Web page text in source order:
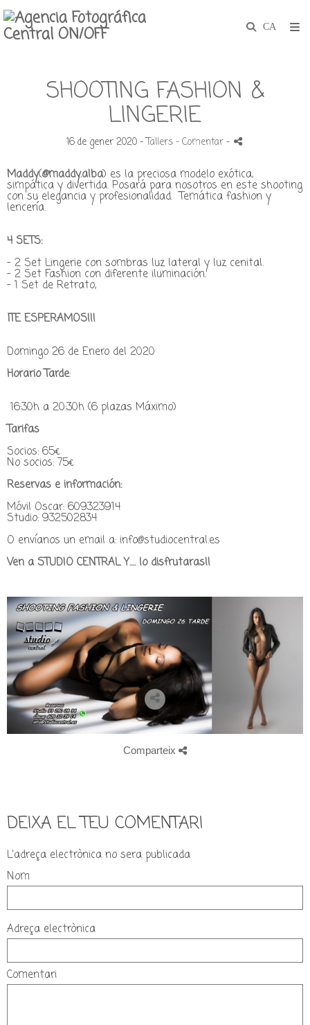
SHOOTING FASHION &
LINGERIE
16 de gener 2020 -Tallers- Comentar-
Maddy(@maddy.alba) es la preciosa modelo exótica,
simpática y divertida. Posará para nosotros en este shooting
con su elegancia y profesionalidad. Temática fashion y
lencería.
4 SETS:
- 2 Set Lingerie con sombras luz lateral y luz cenital.
- 2 Set Fashion con diferente iluminación.
- 1 Set de Retrato,
¡TE ESPERAMOS!!!
Domingo 26 de Enero del 2020
Horario Tarde:
16:30h a 20:30h (6 plazas Máximo)
Tarifas
Socios: 65€
No socios: 75€
Reservas e información:
Móvil Oscar: 609323914
Studio: 932502834
O envíanos un email a: info@studiocentral.es
Ven a STUDIO CENTRAL Y…. lo disfrutaras!!
Comparteix
DEIXA EL TEU COMENTARI
L'adreça electrònica no sera publicada
Nom
Adreça electrònica
Comentari